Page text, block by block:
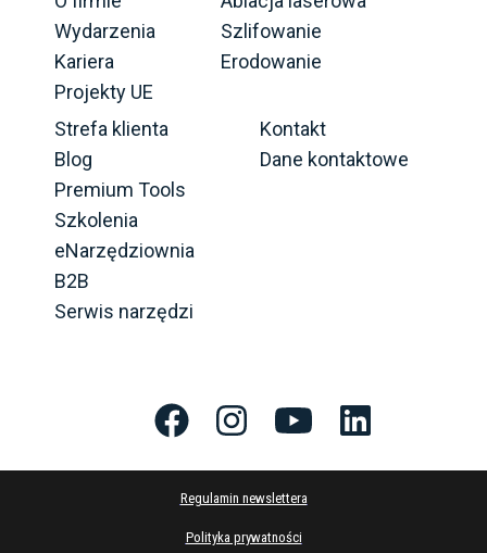
Wydarzenia
Kariera
Projekty UE
Szlifowanie
Erodowanie
Strefa klienta
Blog
Premium Tools
Szkolenia
eNarzędziownia
B2B
Serwis narzędzi
Kontakt
Dane kontaktowe
Regulamin newslettera
Polityka prywatności